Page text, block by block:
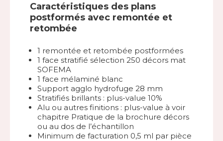
Caractéristiques des plans
postformés avec remontée et
retombée
1 remontée et retombée postformées
1 face stratifié sélection 250 décors mat
SOFEMA
1 face mélaminé blanc
Support agglo hydrofuge 28 mm
Stratifiés brillants : plus-value 10%
Alu ou autres finitions : plus-value à voir
chapitre Pratique de la brochure décors
ou au dos de l’échantillon
Minimum de facturation 0,5 ml par pièce